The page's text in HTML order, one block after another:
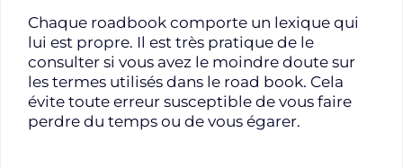
Chaque roadbook comporte un lexique qui
lui est propre. Il est très pratique de le
consulter si vous avez le moindre doute sur
les termes utilisés dans le road book. Cela
évite toute erreur susceptible de vous faire
perdre du temps ou de vous égarer.